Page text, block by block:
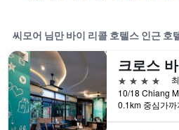
씨모어 님만 바이 리콜 호텔스 인근 호
4성급
0.1km 중심가까